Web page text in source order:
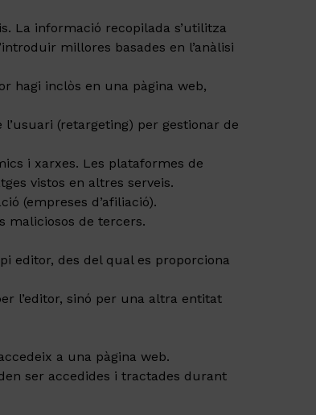
La informació recopilada s’utilitza
millores basades en l’anàlisi
hagi inclòs en una pàgina web,
(retargeting) per gestionar de
i xarxes. Les plataformes de
vistos en altres serveis.
(empreses d’afiliació).
maliciosos de tercers.
editor, des del qual es proporciona
l’editor, sinó per una altra entitat
a una pàgina web.
ser accedides i tractades durant